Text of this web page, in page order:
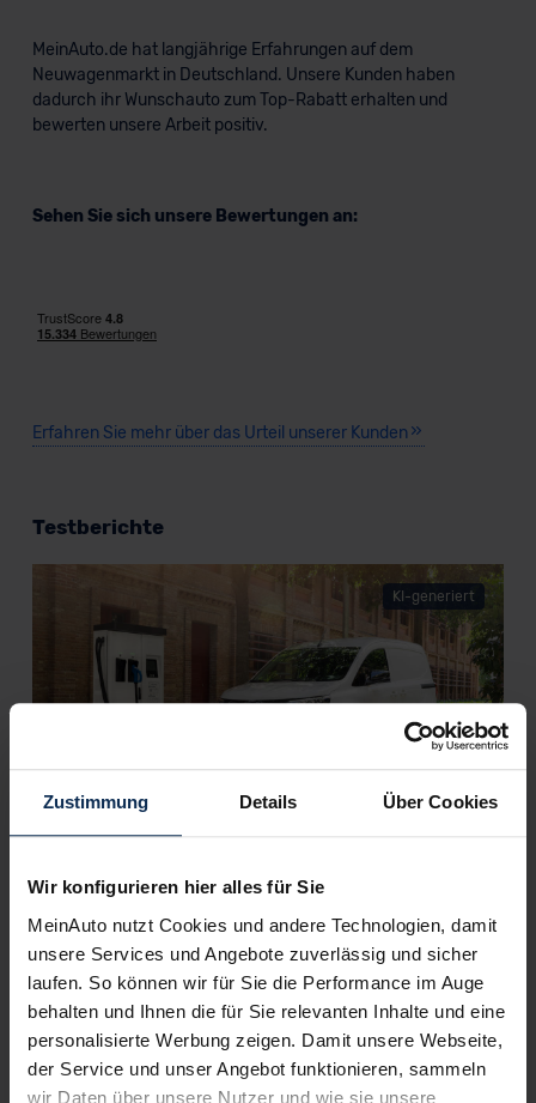
Zustimmung Details Über Cookies
Wir konfigurieren hier alles für Sie
MeinAuto nutzt Cookies und andere Technologien, damit
unsere Services und Angebote zuverlässig und sicher
laufen. So können wir für Sie die Performance im Auge
behalten und Ihnen die für Sie relevanten Inhalte und eine
personalisierte Werbung zeigen. Damit unsere Webseite,
der Service und unser Angebot funktionieren, sammeln
wir Daten über unsere Nutzer und wie sie unsere
MeinAuto.de hat langjährige Erfahrungen auf dem
Neuwagenmarkt in Deutschland. Unsere Kunden haben
dadurch ihr Wunschauto zum Top-Rabatt erhalten und
bewerten unsere Arbeit positiv.
Sehen Sie sich unsere Bewertungen an:
Erfahren Sie mehr über das Urteil unserer Kunden
Testberichte
KI-generiert
Nissan Townstar EV Kastenwagen (Test
City?
Mit dem Townstar kam 2021 wieder Leben ins Nutzfahrzeug-
Sortiment von Nissan. Als Townstar EV Kastenwagen liefert er
Waren inzwischen auch rein elektrisch aus. Im Test wollen wir
wissen, wie zuverlässig er ist.
Artikel lesen